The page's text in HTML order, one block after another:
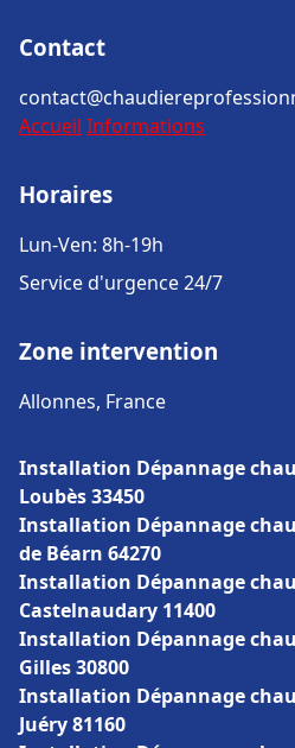
Contact
Accueil Informations
Horaires
Lun-Ven: 8h-19h
Service d'urgence 24/7
Zone intervention
Allonnes, France
Installation Dépannage
Loubès 33450
Installation Dépannage
de Béarn 64270
Installation Dépannage
Castelnaudary 11400
Installation Dépannage
Gilles 30800
Installation Dépannage
Juéry 81160